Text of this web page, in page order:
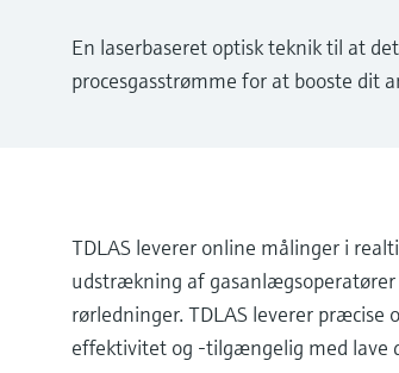
En laserbaseret optisk teknik til at
procesgasstrømme for at booste dit
TDLAS leverer online målinger i
udstrækning af
rørledninger. TDLAS leverer
effektivitet og -tilgængelig med lave